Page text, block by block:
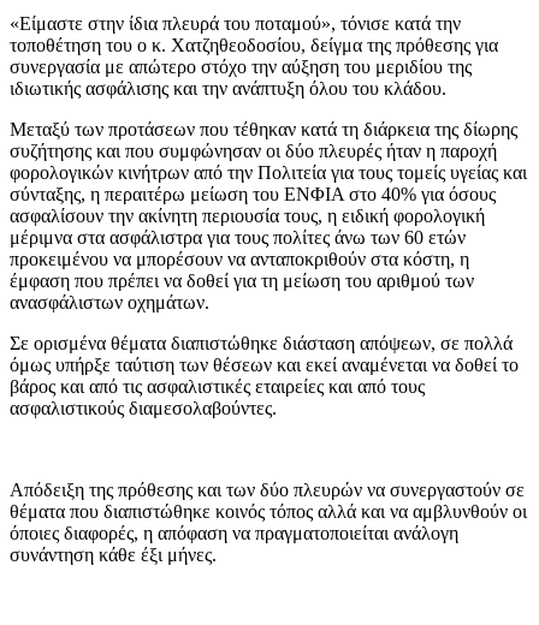
«Είμαστε στην ίδια πλευρά του ποταμού», τόνισε κατά την
τοποθέτηση του ο κ. Χατζηθεοδοσίου, δείγμα της πρόθεσης για
συνεργασία με απώτερο στόχο την αύξηση του μεριδίου της
ιδιωτικής ασφάλισης και την ανάπτυξη όλου του κλάδου.
Μεταξύ των προτάσεων που τέθηκαν κατά τη διάρκεια της δίωρης
συζήτησης και που συμφώνησαν οι δύο πλευρές ήταν η παροχή
φορολογικών κινήτρων από την Πολιτεία για τους τομείς υγείας και
σύνταξης, η περαιτέρω μείωση του ΕΝΦΙΑ στο 40% για όσους
ασφαλίσουν την ακίνητη περιουσία τους, η ειδική φορολογική
μέριμνα στα ασφάλιστρα για τους πολίτες άνω των 60 ετών
προκειμένου να μπορέσουν να ανταποκριθούν στα κόστη, η
έμφαση που πρέπει να δοθεί για τη μείωση του αριθμού των
ανασφάλιστων οχημάτων.
Σε ορισμένα θέματα διαπιστώθηκε διάσταση απόψεων, σε πολλά
όμως υπήρξε ταύτιση των θέσεων και εκεί αναμένεται να δοθεί το
βάρος και από τις ασφαλιστικές εταιρείες και από τους
ασφαλιστικούς διαμεσολαβούντες.
Απόδειξη της πρόθεσης και των δύο πλευρών να συνεργαστούν σε
θέματα που διαπιστώθηκε κοινός τόπος αλλά και να αμβλυνθούν οι
όποιες διαφορές, η απόφαση να πραγματοποιείται ανάλογη
συνάντηση κάθε έξι μήνες.